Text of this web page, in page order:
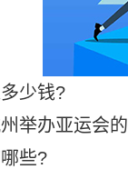
少钱?
举办亚运会
些?